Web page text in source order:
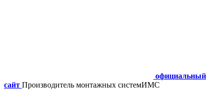
официальный
сайт Производитель монтажных системИМС